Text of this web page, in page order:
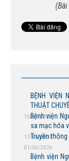
BỆNH VIỆN
THUẬT
10/07/2026
Bệnh viện
sa mạc hóa
17/06/2026
Truyền
01/06/2026
Bệnh viện